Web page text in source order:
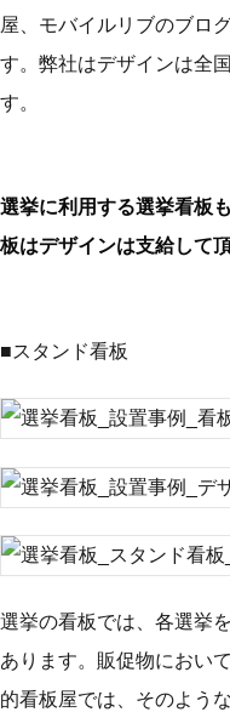
屋、モバイルリブのブロ
す。弊社はデザインは全
す。
選挙に利用する選挙看板
板はデザインは支給して
■スタンド看板
選挙の看板では、各選挙
あります。販促物におい
的看板屋では、そのよう